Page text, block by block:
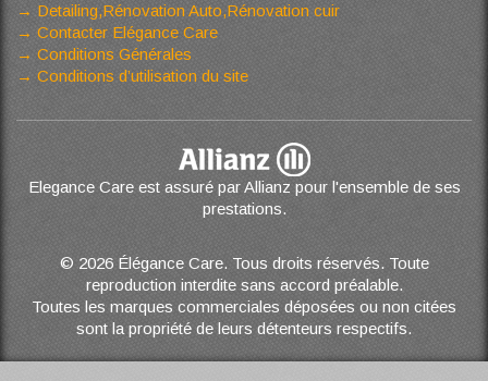
Detailing,Rénovation Auto,Rénovation cuir
Contacter Elégance Care
Conditions Générales
Conditions d’utilisation du site
Elegance Care est assuré par Allianz pour l'ensemble de ses
prestations.
© 2026 Élégance Care. Tous droits réservés. Toute
reproduction interdite sans accord préalable.
Toutes les marques commerciales déposées ou non citées
sont la propriété de leurs détenteurs respectifs.